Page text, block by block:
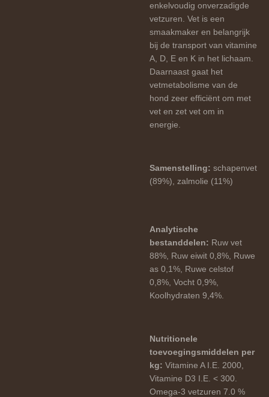
enkelvoudig onverzadigde
vetzuren. Vet is een
smaakmaker en belangrijk
bij de transport van vitamine
A, D, E en K in het lichaam.
Daarnaast gaat het
vetmetabolisme van de
hond zeer efficiënt om met
vet en zet vet om in
energie.
Samenstelling: schapenvet
(89%), zalmolie (11%)
Analytische
bestanddelen: Ruw vet
88%, Ruw eiwit 0,8%, Ruwe
as 0,1%, Ruwe celstof
0,8%, Vocht 0,9%,
Koolhydraten 9,4%.
Nutritionele
toevoegingsmiddelen per
kg: Vitamine A I.E. 2000,
Vitamine D3 I.E. < 300.
Omega-3 vetzuren 7.0 %